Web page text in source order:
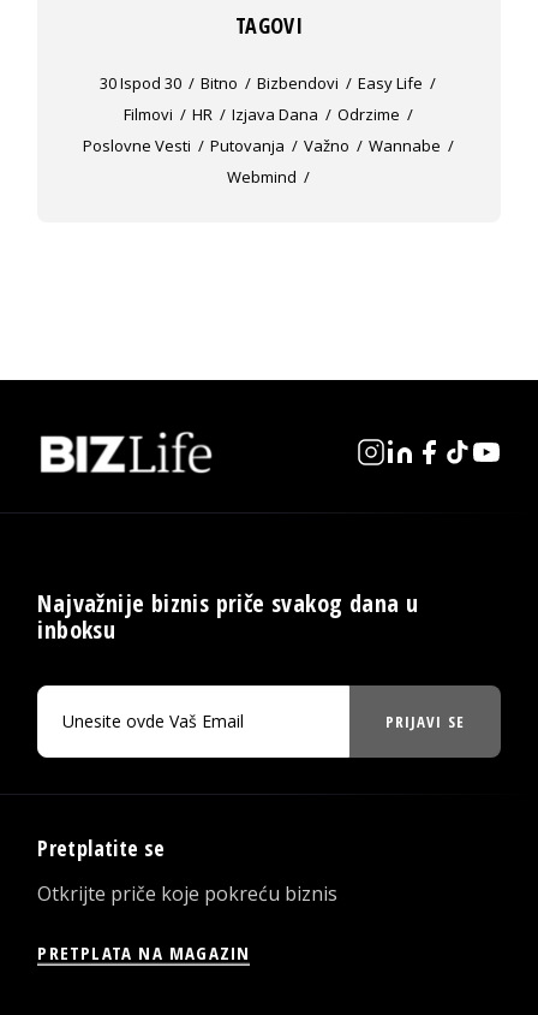
TAGOVI
30 Ispod 30 Bitno Bizbendovi
Easy Life
Filmovi
HR Izjava Dana
Odrzime
Poslovne Vesti
Putovanja Važno
Wannabe
Webmind
Najvažnije biznis priče svakog dana u
inboksu
PRIJAVI SE
Pretplatite se
Otkrijte priče koje pokreću biznis
PRETPLATA NA MAGAZIN